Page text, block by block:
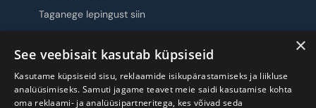
Taganege lepingust siin
Jälgi meid ×
See veebisait kasutab küpsiseid
Kasutame küpsiseid sisu, reklaamide isikupärastamiseks ja liikluse
analüüsimiseks. Samuti jagame teavet meie saidi kasutamise kohta
oma reklaami- ja analüüsipartneritega, kes võivad seda